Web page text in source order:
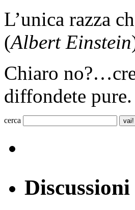
L’unica razza
(Albert Einstein
Chiaro
diffondete pure.
cerca